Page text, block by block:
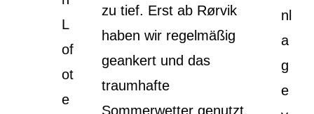
nl
a
g
e
L
of
ot
e
zu tief. Erst ab Rørvik
haben wir regelmäßig
geankert und das
traumhafte
Sommerwetter genutzt.